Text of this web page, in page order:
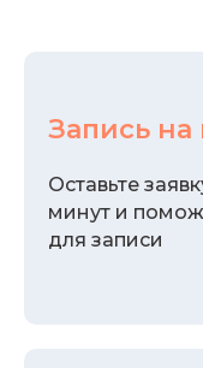
Запись
Оставьте
минут и
для записи